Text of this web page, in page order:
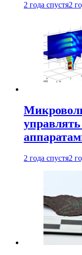
2 года спустя2
2 года спустя2